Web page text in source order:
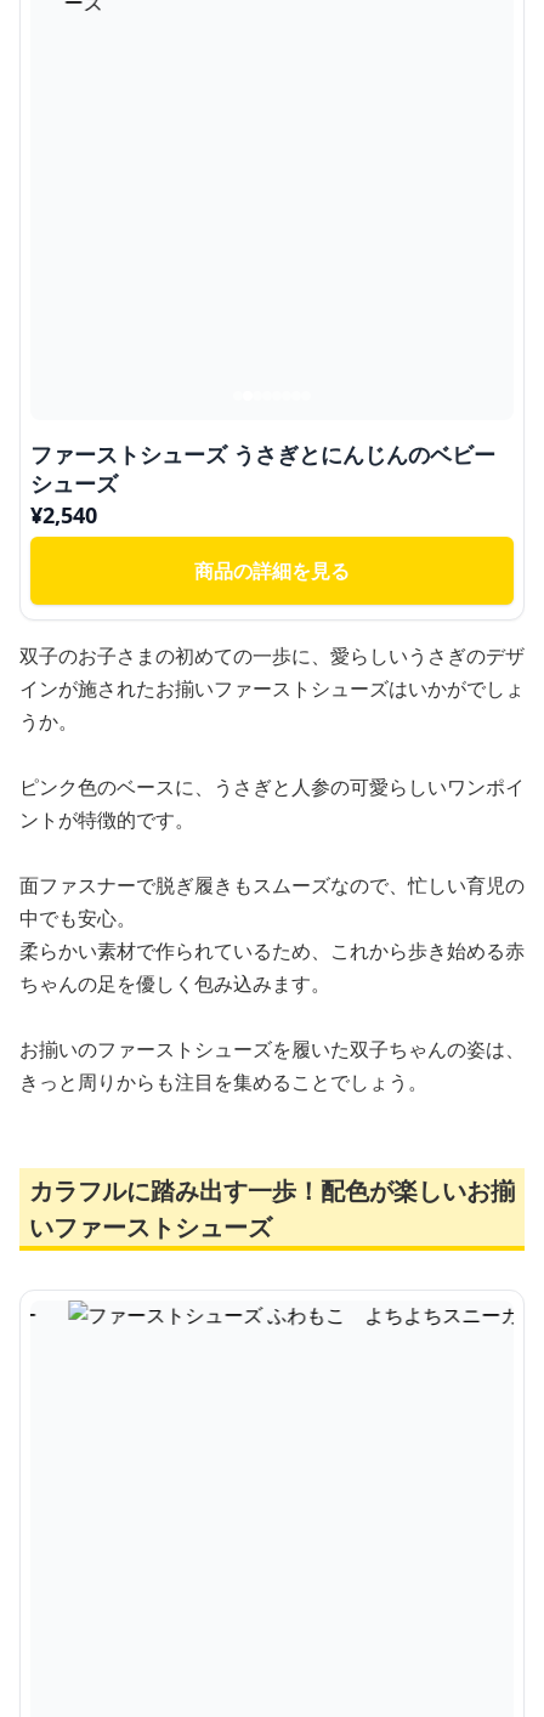
ファーストシューズ うさぎとにんじんのベビー
シューズ
¥2,540
商品の詳細を見る
双子のお子さまの初めての一歩に、愛らしいうさぎのデザ
インが施されたお揃いファーストシューズはいかがでしょ
うか。
ピンク色のベースに、うさぎと人参の可愛らしいワンポイ
ントが特徴的です。
面ファスナーで脱ぎ履きもスムーズなので、忙しい育児の
中でも安心。
柔らかい素材で作られているため、これから歩き始める赤
ちゃんの足を優しく包み込みます。
お揃いのファーストシューズを履いた双子ちゃんの姿は、
きっと周りからも注目を集めることでしょう。
カラフルに踏み出す一歩！配色が楽しいお揃
いファーストシューズ